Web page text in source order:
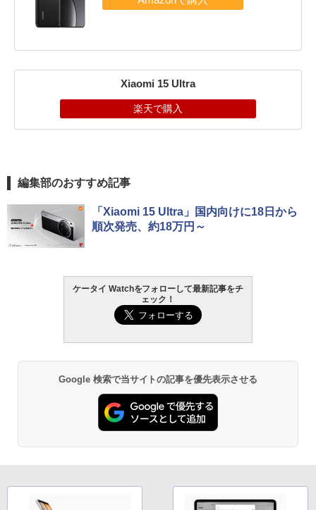
Xiaomi 15 Ultra
楽天で購入
編集部のおすすめ記事
「Xiaomi 15 Ultra」国内向けに18日から
順次発売、約18万円～
ケータイ Watchをフォローして最新記事をチ
ェック！
Google 検索で当サイトの記事を優先表示させる